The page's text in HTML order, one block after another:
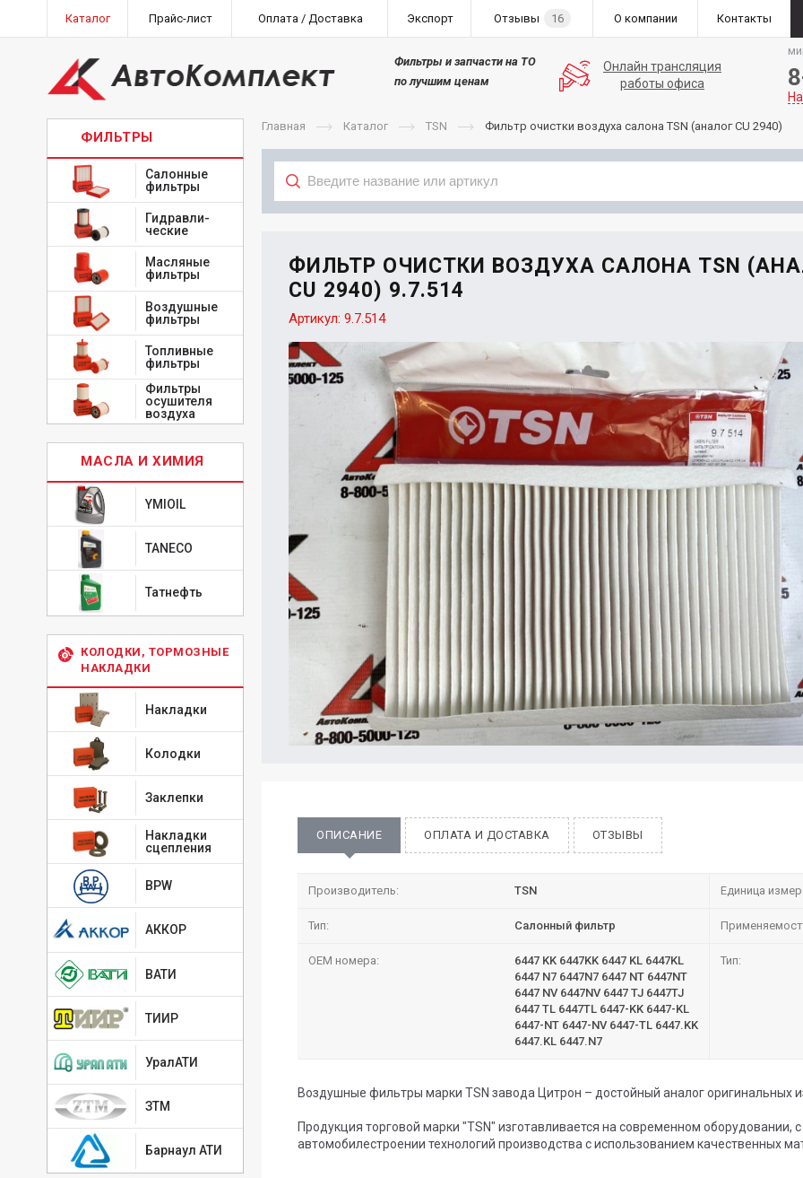
Каталог Прайс-лист Оплата / Доставка Экспорт Отзывы 16 О компании Контакты
Фильтры и запчасти на ТО
по лучшим ценам
Онлайн трансляция
работы офиса
ФИЛЬТРЫ
Салонные
фильтры
Гидравли-
ческие
Масляные
фильтры
Воздушные
фильтры
Топливные
фильтры
Фильтры
осушителя
воздуха
МАСЛА И ХИМИЯ
YMIOIL
TANECO
Татнефть
КОЛОДКИ, ТОРМОЗНЫЕ
НАКЛАДКИ
Накладки
Колодки
Заклепки
Накладки
сцепления
BPW
АККОР
ВАТИ
ТИИР
УралАТИ
ЗТМ
Барнаул АТИ
Главная Каталог TSN Фильтр очистки воздуха салона TSN (аналог CU 2940)
ФИЛЬТР ОЧИСТКИ ВОЗДУХА САЛОНА TSN
CU 2940) 9.7.514
Артикул: 9.7.514
ОПИСАНИЕ ОПЛАТА И ДОСТАВКА ОТЗЫВЫ
Производитель: TSN Единица
Тип: Салонный фильтр
OEM номера:
6447 KK 6447KK 6447 KL 6447KL
6447 N7 6447N7 6447 NT 6447NT
6447 NV 6447NV 6447 TJ 6447TJ
6447 TL 6447TL 6447-KK 6447-KL
6447-NT 6447-NV 6447-TL 6447.KK
6447.KL 6447.N7
Тип:
Воздушные фильтры марки TSN завода Цитрон – достойный аналог оригинальных
Продукция торговой марки "TSN" изготавливается на современном оборудовании,
автомобилестроении технологий производства с использованием качественных